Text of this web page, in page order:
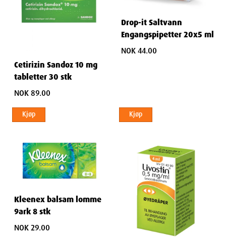
Cetirizin Sandoz 10 mg
tabletter 30 stk
NOK 89.00
Kjøp
Drop-it Saltvann
Engangspipetter 20x5 ml
NOK 44.00
Kjøp
Kleenex balsam lomme
9ark 8 stk
NOK 29.00